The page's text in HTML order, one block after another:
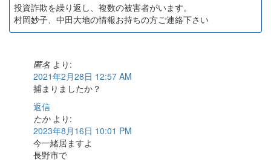
投資詐欺を繰り返し、複数の被害者がいます。
村岡妙子、中田大地の情報お持ちの方ご連絡下さい
匿名 より:
2021年2月28日 12:57 AM
捕まりましたか？
返信
たか より:
2023年8月16日 10:01 PM
今一緒居ますよ
長野市で